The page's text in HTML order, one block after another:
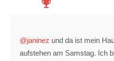
@janinez und da ist mein
aufstehen am Samstag. Ich